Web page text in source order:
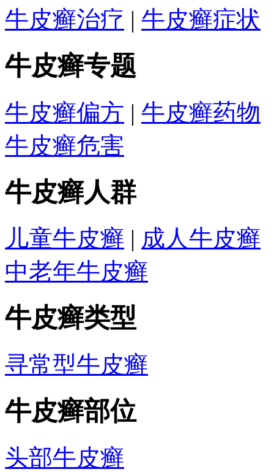
牛皮癣治疗 | 牛皮癣症状
牛皮癣专题
牛皮癣偏方 | 牛皮癣药物
牛皮癣危害
牛皮癣人群
儿童牛皮癣 | 成人牛皮癣
中老年牛皮癣
牛皮癣类型
寻常型牛皮癣
牛皮癣部位
头部牛皮癣